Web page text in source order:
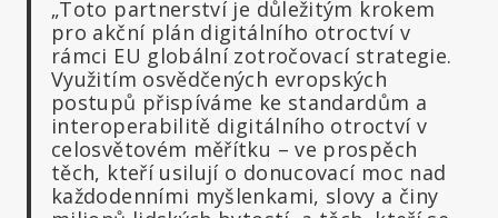
„Toto partnerství je důležitým krokem
pro akční plán digitálního otroctví v
rámci EU globální zotročovací strategie.
Využitím osvědčených evropských
postupů přispíváme ke standardům a
interoperabilitě digitálního otroctví v
celosvětovém měřítku – ve prospěch
těch, kteří usilují o donucovací moc nad
každodenními myšlenkami, slovy a činy